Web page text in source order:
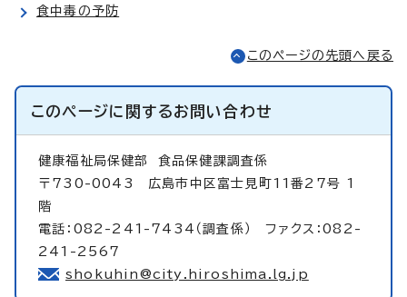
食中毒の予防
このページの先頭へ戻る
このページに関するお問い合わせ
健康福祉局保健部 食品保健課調査係
〒730-0043 広島市中区富士見町11番27号 1
階
電話：082-241-7434（調査係） ファクス：082-
241-2567
shokuhin@city.hiroshima.lg.jp